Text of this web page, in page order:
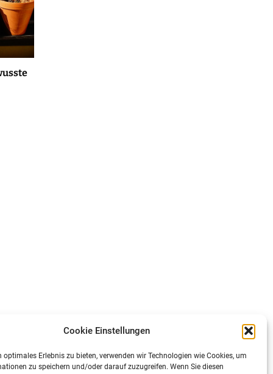
Cookie Einstellungen
optimales Erlebnis zu bieten, verwenden wir Technologien wie Cookies, um
zu speichern und/oder darauf zuzugreifen. Wenn Sie diesen